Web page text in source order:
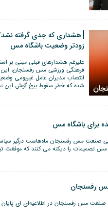
هشداری که جدی گرفته
زودتر وضعیت باشگاه مس
علیرغم هشدارهای قبلی مبنی بر
فرهنگی ورزشی مس رفسنجان،
انتصاب مدیران عامل غیربومی
شده که خطر سقوط بیخ گوش این
برای باشگاه مس
صنعت مس رفسنجان ماه‌هاست درگیر
تصمیمات را دیکته می کنند که موفقت
رفسنجان
صنعت مس رفسنجان در اطلاعیه‌ای ای پایان